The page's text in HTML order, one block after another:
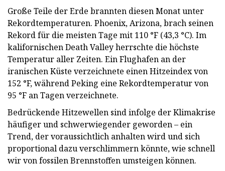
Große Teile der Erde brannten diesen Monat unter
Rekordtemperaturen. Phoenix, Arizona, brach seinen
Rekord für die meisten Tage mit 110 °F (43,3 °C). Im
kalifornischen Death Valley herrschte die höchste
Temperatur aller Zeiten. Ein Flughafen an der
iranischen Küste verzeichnete einen Hitzeindex von
152 °F, während Peking eine Rekordtemperatur von
95 °F an Tagen verzeichnete.
Bedrückende Hitzewellen sind infolge der Klimakrise
häufiger und schwerwiegender geworden – ein
Trend, der voraussichtlich anhalten wird und sich
proportional dazu verschlimmern könnte, wie schnell
wir von fossilen Brennstoffen umsteigen können.